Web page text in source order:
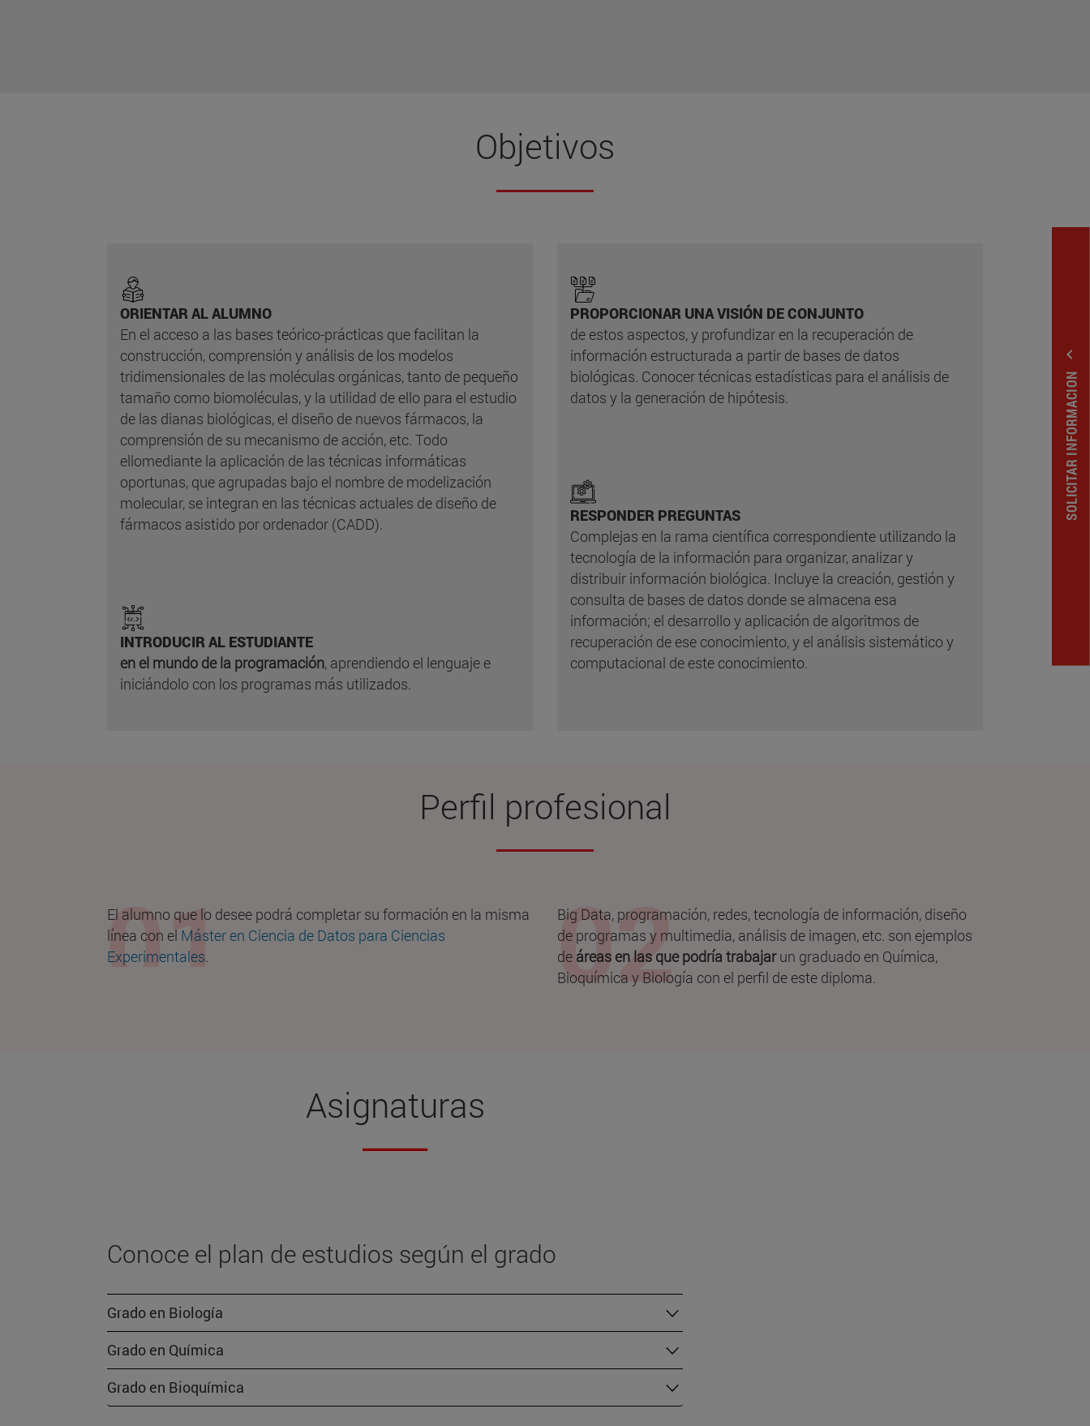
SOLICITAR INFORMACION
expand_less
Objetivos
ORIENTAR AL ALUMNO
En el acceso a las bases teórico-prácticas que facilitan la
construcción, comprensión y análisis de los modelos
tridimensionales de las moléculas orgánicas, tanto de pequeño
tamaño como biomoléculas, y la utilidad de ello para el estudio
de las dianas biológicas, el diseño de nuevos fármacos, la
comprensión de su mecanismo de acción, etc. Todo
ellomediante la aplicación de las técnicas informáticas
oportunas, que agrupadas bajo el nombre de modelización
molecular, se integran en las técnicas actuales de diseño de
fármacos asistido por ordenador (CADD).
INTRODUCIR AL ESTUDIANTE
en el mundo de la programación, aprendiendo el lenguaje e
iniciándolo con los programas más utilizados.
PROPORCIONAR UNA VISIÓN DE CONJUNTO
de estos aspectos, y profundizar en la recuperación de
información estructurada a partir de bases de datos
biológicas. Conocer técnicas estadísticas para el análisis de
datos y la generación de hipótesis.
RESPONDER PREGUNTAS
Complejas en la rama científica correspondiente utilizando la
tecnología de la información para organizar, analizar y
distribuir información biológica. Incluye la creación, gestión y
consulta de bases de datos donde se almacena esa
información; el desarrollo y aplicación de algoritmos de
recuperación de ese conocimiento, y el análisis sistemático y
computacional de este conocimiento.
Perfil profesional
El alumno que lo desee podrá completar su formación en la misma
línea con el Máster en Ciencia de Datos para Ciencias
Experimentales.
Big Data, programación, redes, tecnología de información, diseño
de programas y multimedia, análisis de imagen, etc. son ejemplos
de áreas en las que podría trabajarun graduado en Química,
Bioquímica y Biología con el perfil de este diploma.
Asignaturas
Conoce el plan de estudios según el grado
Grado en Biología
Grado en Química
Grado en Bioquímica